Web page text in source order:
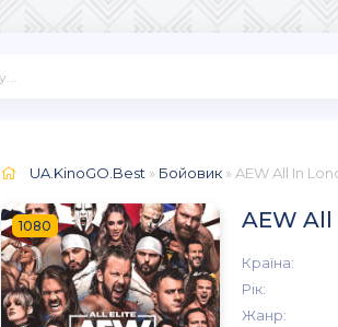
UA.KinoGO.Best » Бойовик » AEW All In
1080 AEW
Країна:
Рік:
Жанр: